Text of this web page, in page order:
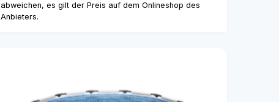
abweichen, es gilt der Preis auf dem Onlineshop des
Anbieters.